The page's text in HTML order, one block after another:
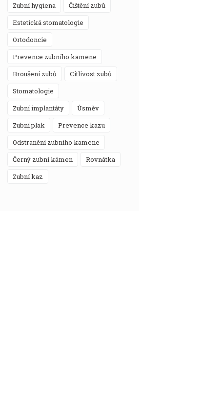
zubní hygiena
čištění zubů
estetická stomatologie
ortodoncie
prevence zubního kamene
broušení zubů
citlivost zubů
stomatologie
zubní implantáty
úsměv
zubní plak
prevence kazu
odstranění zubního kamene
černý zubní kámen
rovnátka
zubní kaz